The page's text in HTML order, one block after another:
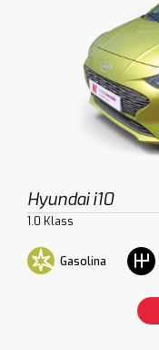
Hyundai i10
1.0 Klass
Gasolina